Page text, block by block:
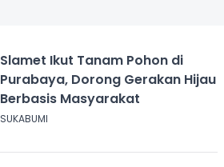
Slamet Ikut Tanam Pohon di
Purabaya, Dorong Gerakan Hijau
Berbasis Masyarakat
SUKABUMI